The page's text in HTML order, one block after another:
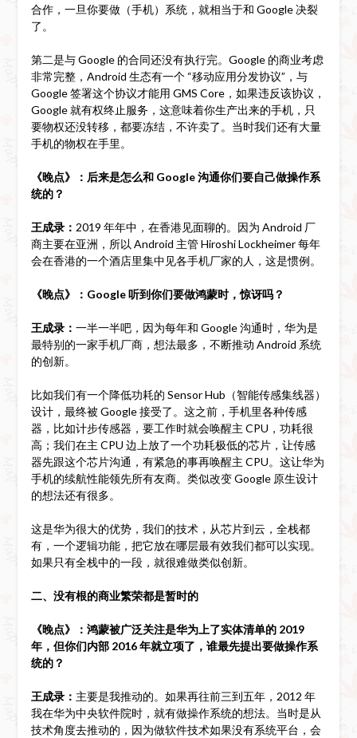
合作，一旦你要做（手机）系统，就相当于和 Google 决裂
了。
第二是与 Google 的合同还没有执行完。Google 的商业考虑
非常完整，Android 生态有一个 “移动应用分发协议”，与
Google 签署这个协议才能用 GMS Core，如果违反该协议，
Google 就有权终止服务，这意味着你生产出来的手机，只
要物权还没转移，都要冻结，不许卖了。当时我们还有大量
手机的物权在手里。
《晚点》：后来是怎么和 Google 沟通你们要自己做操作系
统的？
王成录： 2019 年年中，在香港见面聊的。因为 Android 厂
商主要在亚洲，所以 Android 主管 Hiroshi Lockheimer 每年
会在香港的一个酒店里集中见各手机厂家的人，这是惯例。
《晚点》：Google 听到你们要做鸿蒙时，惊讶吗？
王成录： 一半一半吧，因为每年和 Google 沟通时，华为是
最特别的一家手机厂商，想法最多，不断推动 Android 系统
的创新。
比如我们有一个降低功耗的 Sensor Hub（智能传感集线器）
设计，最终被 Google 接受了。这之前，手机里各种传感
器，比如计步传感器，要工作时就会唤醒主 CPU，功耗很
高；我们在主 CPU 边上放了一个功耗极低的芯片，让传感
器先跟这个芯片沟通，有紧急的事再唤醒主 CPU。这让华为
手机的续航性能领先所有友商。类似改变 Google 原生设计
的想法还有很多。
这是华为很大的优势，我们的技术，从芯片到云，全栈都
有，一个逻辑功能，把它放在哪层最有效我们都可以实现。
如果只有全栈中的一段，就很难做类似创新。
二、没有根的商业繁荣都是暂时的
《晚点》：鸿蒙被广泛关注是华为上了实体清单的 2019
年，但你们内部 2016 年就立项了，谁最先提出要做操作系
统的？
王成录： 主要是我推动的。如果再往前三到五年，2012 年
我在华为中央软件院时，就有做操作系统的想法。当时是从
技术角度去推动的，因为做软件技术如果没有系统平台，会